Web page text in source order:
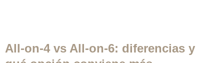
All-on-4 vs All-on-6: diferencias y